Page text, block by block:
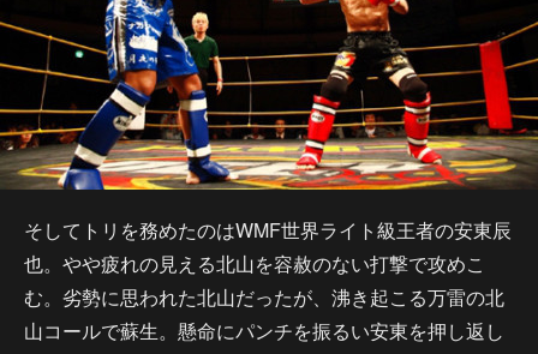
そしてトリを務めたのはWMF世界ライト級王者の安東辰
也。やや疲れの見える北山を容赦のない打撃で攻めこ
む。劣勢に思われた北山だったが、沸き起こる万雷の北
山コールで蘇生。懸命にパンチを振るい安東を押し返し